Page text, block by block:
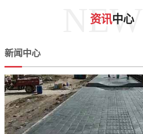
NEWS
资讯中心
新闻中心